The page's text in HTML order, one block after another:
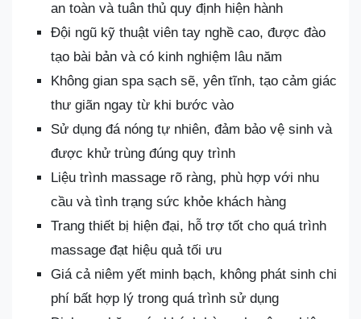
an toàn và tuân thủ quy định hiện hành
Đội ngũ kỹ thuật viên tay nghề cao, được đào
tạo bài bản và có kinh nghiệm lâu năm
Không gian spa sạch sẽ, yên tĩnh, tạo cảm giác
thư giãn ngay từ khi bước vào
Sử dụng đá nóng tự nhiên, đảm bảo vệ sinh và
được khử trùng đúng quy trình
Liệu trình massage rõ ràng, phù hợp với nhu
cầu và tình trạng sức khỏe khách hàng
Trang thiết bị hiện đại, hỗ trợ tốt cho quá trình
massage đạt hiệu quả tối ưu
Giá cả niêm yết minh bạch, không phát sinh chi
phí bất hợp lý trong quá trình sử dụng